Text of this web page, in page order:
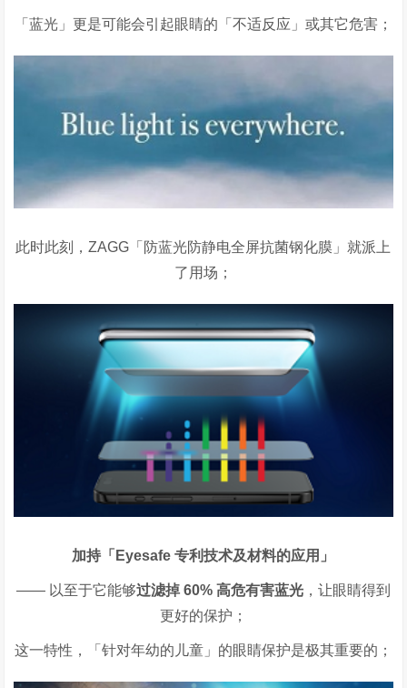
「蓝光」更是可能会引起眼睛的「不适反应」或其它危害；
此时此刻，ZAGG 「防蓝光防静电全屏抗菌钢化膜」就派上
了用场；
加持「 Eyesafe专利技术及材料的应用」
—— 以至于它能够过滤掉60% 高危有害蓝光，让眼睛得到
更好的保护；
这一特性，「针对年幼的儿童」的眼睛保护是极其重要的；